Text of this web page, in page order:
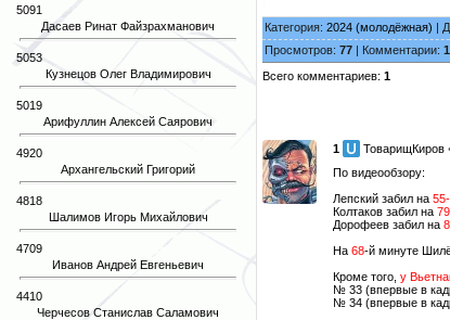
5091
Дасаев Ринат Файзрахманович
5053
Кузнецов Олег Владимирович
5019
Арифуллин Алексей Саярович
4920
Архангельский Григорий
4818
Шалимов Игорь Михайлович
4709
Иванов Андрей Евгеньевич
4410
Черчесов Станислав Саламович
Категория: 2024 (молодёжная) |
Просмотров: 77 | Комментарии: 1
Всего комментариев: 1
1 ТоварищКиров
По видеообзору:
Лепский забил на
Колтаков забил на
Дорофеев забил на
На 68-й минуте
Кроме того, у
№ 33 (впервые в
№ 34 (впервые в